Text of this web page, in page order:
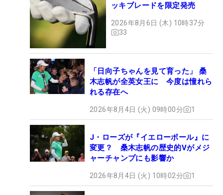
ッキブレードを限定発売
2026年8月6日 (木) 10時37分
33
「日向子ちゃんを見て育った」 桑
木志帆が全英女王に 今度は憧れら
れる存在へ
2026年8月4日 (火) 09時00分 1
J・ローズが『イエローボール』に
変更？ 桑木志帆の歴史的Vがメジ
ャーチャンプにも影響か
2026年8月4日 (火) 10時02分 1